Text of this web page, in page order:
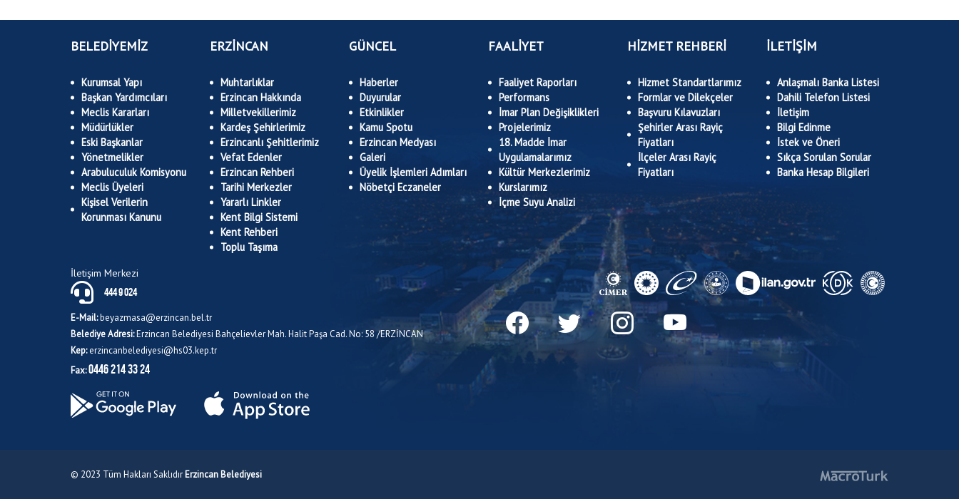
BELEDİYEMİZ
Kurumsal Yapı
Başkan Yardımcıları
Meclis Kararları
Müdürlükler
Eski Başkanlar
Yönetmelikler
Arabuluculuk Komisyonu
Meclis Üyeleri
Kişisel Verilerin
Korunması Kanunu
ERZİNCAN
Muhtarlıklar
Erzincan Hakkında
Milletvekillerimiz
Kardeş Şehirlerimiz
Erzincanlı Şehitlerimiz
Vefat Edenler
Erzincan Rehberi
Tarihi Merkezler
Yararlı Linkler
Kent Bilgi Sistemi
Kent Rehberi
Toplu Taşıma
GÜNCEL
Haberler
Duyurular
Etkinlikler
Kamu Spotu
Erzincan Medyası
Galeri
Üyelik İşlemleri Adımları
Nöbetçi Eczaneler
FAALİYET
Faaliyet Raporları
Performans
İmar Plan Değişiklikleri
Projelerimiz
18. Madde İmar
Uygulamalarımız
Kültür Merkezlerimiz
Kurslarımız
İçme Suyu Analizi
HİZMET REHBERİ
Hizmet Standartlarımız
Formlar ve Dilekçeler
Başvuru Kılavuzları
Şehirler Arası Rayiç
Fiyatları
İlçeler Arası Rayiç
Fiyatları
İLETİŞİM
Anlaşmalı Banka Listesi
Dahili Telefon Listesi
İletişim
Bilgi Edinme
İstek ve Öneri
Sıkça Sorulan Sorular
Banka Hesap Bilgileri
İletişim Merkezi
444 9 024
E-Mail:beyazmasa@erzincan.bel.tr
Belediye Adresi:Erzincan Belediyesi Bahçelievler Mah. Halit Paşa Cad. No: 58 /ERZİNCAN
Kep:erzincanbelediyesi@hs03.kep.tr
Fax:0446 214 33 24
© 2023 Tüm Hakları Saklıdır Erzincan Belediyesi